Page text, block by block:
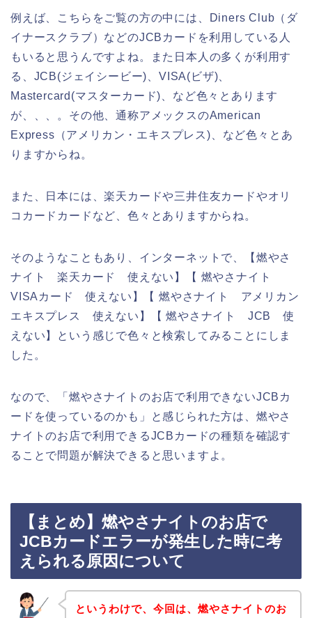
例えば、こちらをご覧の方の中には、Diners Club（ダ
イナースクラブ）などのJCBカードを利用している人
もいると思うんですよね。また日本人の多くが利用す
る、JCB(ジェイシービー)、VISA(ビザ)、
Mastercard(マスターカード)、など色々とあります
が、、、。その他、通称アメックスのAmerican
Express（アメリカン・エキスプレス)、など色々とあ
りますからね。
また、日本には、楽天カードや三井住友カードやオリ
コカードカードなど、色々とありますからね。
そのようなこともあり、インターネットで、【燃やさ
ナイト 楽天カード 使えない】【 燃やさナイト
VISAカード 使えない】【 燃やさナイト アメリカン
エキスプレス 使えない】【 燃やさナイト JCB 使
えない】という感じで色々と検索してみることにしま
した。
なので、「燃やさナイトのお店で利用できないJCBカ
ードを使っているのかも」と感じられた方は、燃やさ
ナイトのお店で利用できるJCBカードの種類を確認す
ることで問題が解決できると思いますよ。
【まとめ】燃やさナイトのお店で
JCBカードエラーが発生した時に考
えられる原因について
というわけで、今回は、燃やさナイトのお